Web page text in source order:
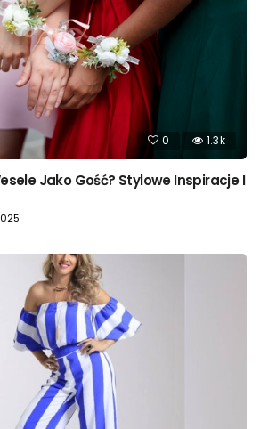
0 1.3k
Jako Gość? Stylowe Inspiracje I